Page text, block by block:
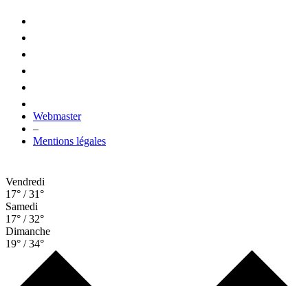
Webmaster
–
Mentions légales
Vendredi
17° / 31°
Samedi
17° / 32°
Dimanche
19° / 34°